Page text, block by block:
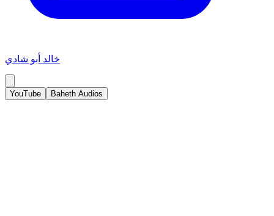
خالد أبو شادي
YouTube Baheth Audios